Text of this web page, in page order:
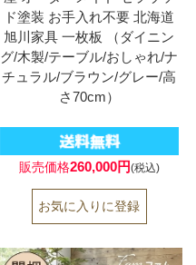
ド塗装 お手入れ不要 北海道
旭川家具 一枚板 （ダイニン
グ/木製/テーブル/おしゃれ/ナ
チュラル/ブラウン/グレー/高
さ70cm）
販売価格260,000円(税込)